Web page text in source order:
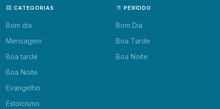
CATEGORIAS
Bom dia
Mensagem
Boa tarde
Boa Noite
Evangelho
Estoicismo
PERÍODO
Bom Dia
Boa Tarde
Boa Noite